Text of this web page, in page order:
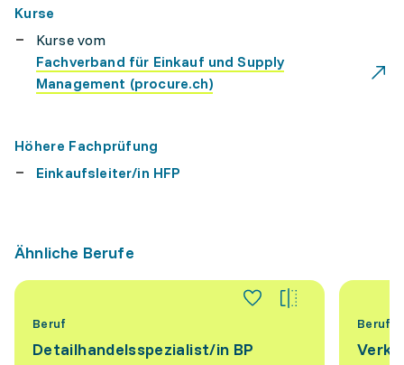
Kurse
Kurse vom
Fachverband für Einkauf und Supply
Management (procure.ch)
Höhere Fachprüfung
Einkaufsleiter/in HFP
Ähnliche Berufe
Beruf
Detailhandelsspezialist/​in BP
Beruf